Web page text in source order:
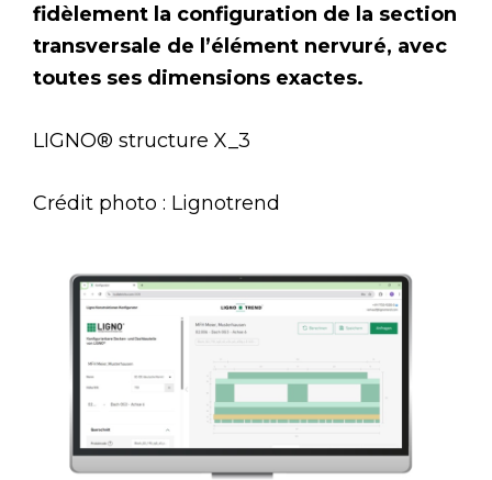
fidèlement la configuration de la section
transversale de l’élément nervuré, avec
toutes ses dimensions exactes.
LIGNO® structure X_3
Crédit photo : Lignotrend